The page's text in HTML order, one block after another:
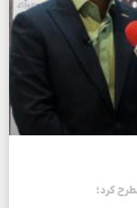
کرد؛